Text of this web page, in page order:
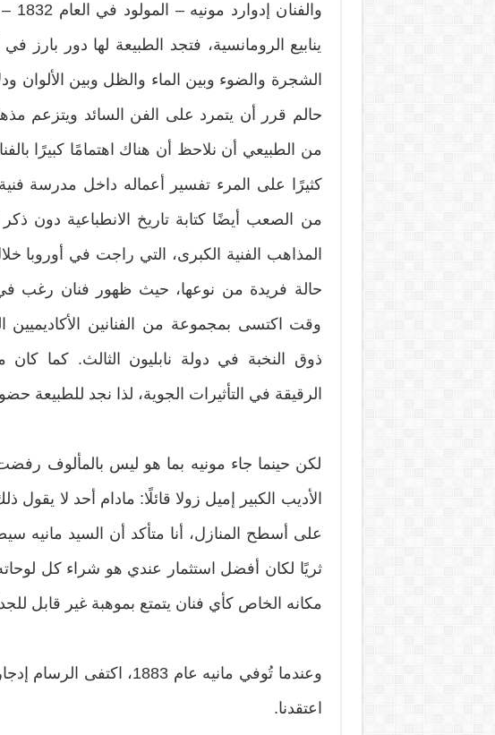
ينابيع الرومانسية، فتجد الطبيعة لها دور بارز
الشجرة والضوء وبين الماء والظل وبين الألوان
حالم قرر أن يتمرد على الفن السائد ويتزعم
من الطبيعي أن نلاحظ أن هناك اهتمامًا كبيرًا
كثيرًا على المرء تفسير أعماله داخل مدرسة
من الصعب أيضًا كتابة تاريخ الانطباعية دون
المذاهب الفنية الكبرى، التي راجت في أوروبا
حالة فريدة من نوعها، حيث ظهور فنان رغب
وقت اكتسى بمجموعة من الفنانين الأكاديميين
ذوق النخبة في دولة نابليون الثالث. كما كان
الرقيقة في التأثيرات الجوية، لذا نجد للطبيعة
لكن حينما جاء مونيه بما هو ليس بالمألوف
الأديب الكبير إميل زولا قائلًا: مادام أحد لا
على أسطح المنازل، أنا متأكد أن السيد مانيه
ثريًا لكان أفضل استثمار عندي هو شراء كل
مكانه الخاص كأي فنان يتمتع بموهبة غير قابل
وعندما تُوفي مانيه عام
اعتقدنا.